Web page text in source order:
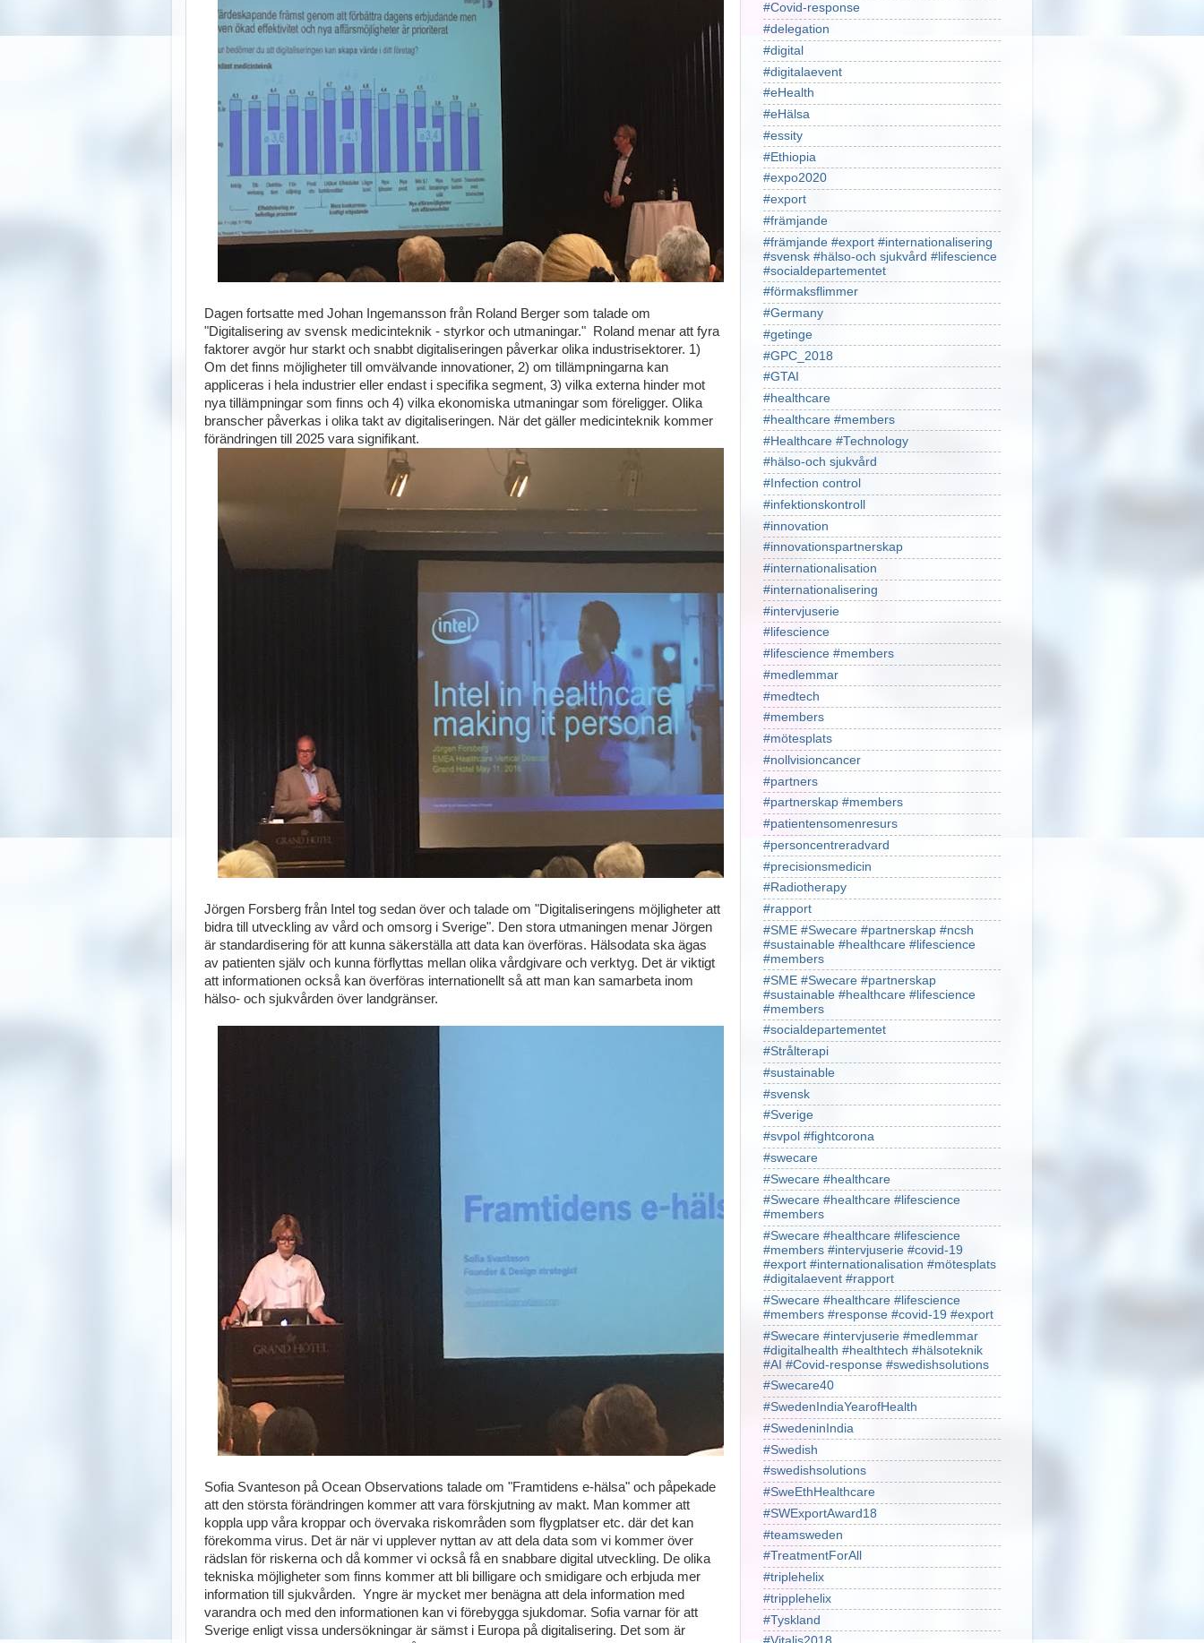
Dagen fortsatte med Johan Ingemansson från Roland Berger som talade om
"Digitalisering av svensk medicinteknik - styrkor och utmaningar." Roland menar att fyra
faktorer avgör hur starkt och snabbt digitaliseringen påverkar olika industrisektorer. 1)
Om det finns möjligheter till omvälvande innovationer, 2) om tillämpningarna kan
appliceras i hela industrier eller endast i specifika segment, 3) vilka externa hinder mot
nya tillämpningar som finns och 4) vilka ekonomiska utmaningar som föreligger. Olika
branscher påverkas i olika takt av digitaliseringen. När det gäller medicinteknik kommer
förändringen till 2025 vara signifikant.
Jörgen Forsberg från Intel tog sedan över och talade om "Digitaliseringens möjligheter att
bidra till utveckling av vård och omsorg i Sverige". Den stora utmaningen menar Jörgen
är standardisering för att kunna säkerställa att data kan överföras. Hälsodata ska ägas
av patienten själv och kunna förflyttas mellan olika vårdgivare och verktyg. Det är viktigt
att informationen också kan överföras internationellt så att man kan samarbeta inom
hälso- och sjukvården över landgränser.
Sofia Svanteson på Ocean Observations talade om "Framtidens e-hälsa" och påpekade
att den största förändringen kommer att vara förskjutning av makt. Man kommer att
koppla upp våra kroppar och övervaka riskområden som flygplatser etc. där det kan
förekomma virus. Det är när vi upplever nyttan av att dela data som vi kommer över
rädslan för riskerna och då kommer vi också få en snabbare digital utveckling. De olika
tekniska möjligheter som finns kommer att bli billigare och smidigare och erbjuda mer
information till sjukvården. Yngre är mycket mer benägna att dela information med
varandra och med den informationen kan vi förebygga sjukdomar. Sofia varnar för att
Sverige enligt vissa undersökningar är sämst i Europa på digitalisering. Det som är
#Covid-response
#delegation
#digital
#digitalaevent
#eHealth
#eHälsa
#essity
#Ethiopia
#expo2020
#export
#främjande
#främjande #export #internationalisering
#svensk #hälso-och sjukvård #lifescience
#socialdepartementet
#förmaksflimmer
#Germany
#getinge
#GPC_2018
#GTAI
#healthcare
#healthcare #members
#Healthcare #Technology
#hälso-och sjukvård
#Infection control
#infektionskontroll
#innovation
#innovationspartnerskap
#internationalisation
#internationalisering
#intervjuserie
#lifescience
#lifescience #members
#medlemmar
#medtech
#members
#mötesplats
#nollvisioncancer
#partners
#partnerskap #members
#patientensomenresurs
#personcentreradvard
#precisionsmedicin
#Radiotherapy
#rapport
#SME #Swecare #partnerskap #ncsh
#sustainable #healthcare #lifescience
#members
#SME #Swecare #partnerskap
#sustainable #healthcare #lifescience
#members
#socialdepartementet
#Strålterapi
#sustainable
#svensk
#Sverige
#svpol #fightcorona
#swecare
#Swecare #healthcare
#Swecare #healthcare #lifescience
#members
#Swecare #healthcare #lifescience
#members #intervjuserie #covid-19
#export #internationalisation #mötesplats
#digitalaevent #rapport
#Swecare #healthcare #lifescience
#members #response #covid-19 #export
#Swecare #intervjuserie #medlemmar
#digitalhealth #healthtech #hälsoteknik
#AI #Covid-response #swedishsolutions
#Swecare40
#SwedenIndiaYearofHealth
#SwedeninIndia
#Swedish
#swedishsolutions
#SweEthHealthcare
#SWExportAward18
#teamsweden
#TreatmentForAll
#triplehelix
#tripplehelix
#Tyskland